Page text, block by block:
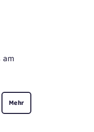
am
Mehr